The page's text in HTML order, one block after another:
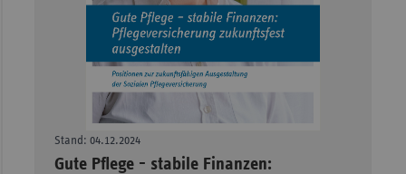
Stand: 04.12.2024
–
Gute Pflege - stabile Finanzen: